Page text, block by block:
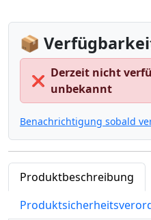
📦
❌
Derzeit nicht
unbekannt
Benachrichtigung sobald
Produktbeschreibung